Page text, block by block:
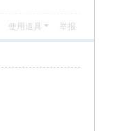
使用道具 举报